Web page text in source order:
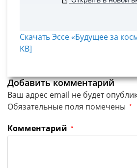
Скачать Эссе «Будущее за
KB]
Добавить комментарий
Ваш адрес email не будет
Обязательные поля помечены *
Комментарий *